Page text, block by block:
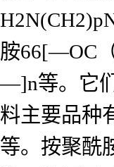
胺66[—OC
—]n等。它
料主要品种
等。按聚酰